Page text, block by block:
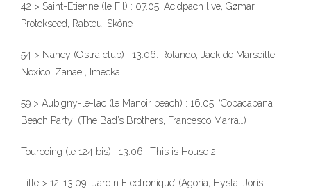
42 > Saint-Etienne (le Fil) : 07.05. Acidpach live, Gømar,
Protokseed, Rabteu, Skône
54 > Nancy (Ostra club) : 13.06. Rolando, Jack de Marseille,
Noxico, Zanael, Imecka
59 > Aubigny-le-lac (le Manoir beach) : 16.05. ‘Copacabana
Beach Party’ (The Bad’s Brothers, Francesco Marra…)
Tourcoing (le 124 bis) : 13.06. ‘This is House 2’
Lille > 12-13.09. ‘Jardin Electronique’ (Agoria, Hysta, Joris